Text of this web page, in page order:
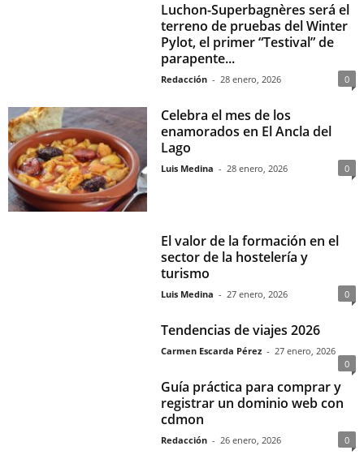
Luchon-Superbagnères será el
terreno de pruebas del Winter
Pylot, el primer “Testival” de
parapente...
Redacción - 28 enero, 2026 0
Celebra el mes de los
enamorados en El Ancla del
Lago
Luis Medina - 28 enero, 2026 0
El valor de la formación en el
sector de la hostelería y
turismo
Luis Medina - 27 enero, 2026 0
Tendencias de viajes 2026
Carmen Escarda Pérez - 27 enero, 2026
0
Guía práctica para comprar y
registrar un dominio web con
cdmon
Redacción - 26 enero, 2026 0